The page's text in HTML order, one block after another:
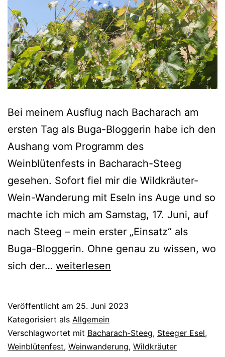
Bei meinem Ausflug nach Bacharach am
ersten Tag als Buga-Bloggerin habe ich den
Aushang vom Programm des
Weinblütenfests in Bacharach-Steeg
gesehen. Sofort fiel mir die Wildkräuter-
Wein-Wanderung mit Eseln ins Auge und so
machte ich mich am Samstag, 17. Juni, auf
nach Steeg – mein erster „Einsatz“ als
Buga-Bloggerin. Ohne genau zu wissen, wo
sich der… Von
und
dem
besten
weiterlesen
Veröffentlicht am 25. Juni 2023
Kategorisiert als Allgemein
Verschlagwortet mit Bacharach-Steeg, Steeger Esel,
Weinblütenfest, Weinwanderung, Wildkräuter